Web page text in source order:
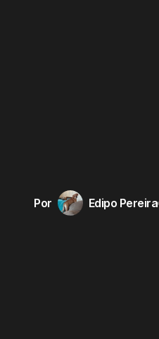
Por Edipo Pereira